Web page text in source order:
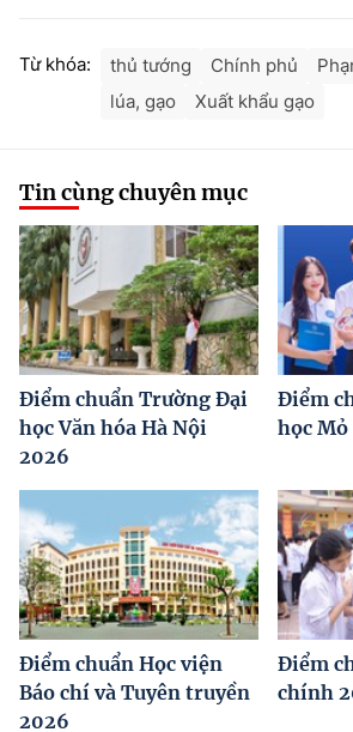
Từ khóa: thủ tướng Chính phủ
lúa, gạo
Xuất khẩu gạo
Tin cùng chuyên mục
Điểm chuẩn Trường Đại
học Văn hóa Hà Nội
2026
Điểm
học
Điểm chuẩn Học viện
Báo chí và Tuyên truyền
2026
Điểm
chính